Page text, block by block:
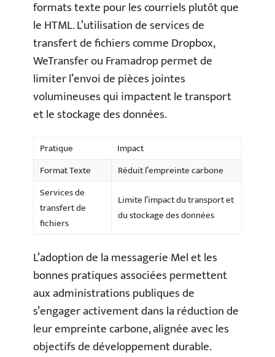
formats texte pour les courriels plutôt que
le HTML. L’utilisation de services de
transfert de fichiers comme Dropbox,
WeTransfer ou Framadrop permet de
limiter l’envoi de pièces jointes
volumineuses qui impactent le transport
et le stockage des données.
Pratique
Impact
Format Texte
Réduit l’empreinte carbone
Services de
transfert de
fichiers
Limite l’impact du transport et
du stockage des données
L’adoption de la messagerie Mel et les
bonnes pratiques associées permettent
aux administrations publiques de
s’engager activement dans la réduction de
leur empreinte carbone, alignée avec les
objectifs de développement durable.